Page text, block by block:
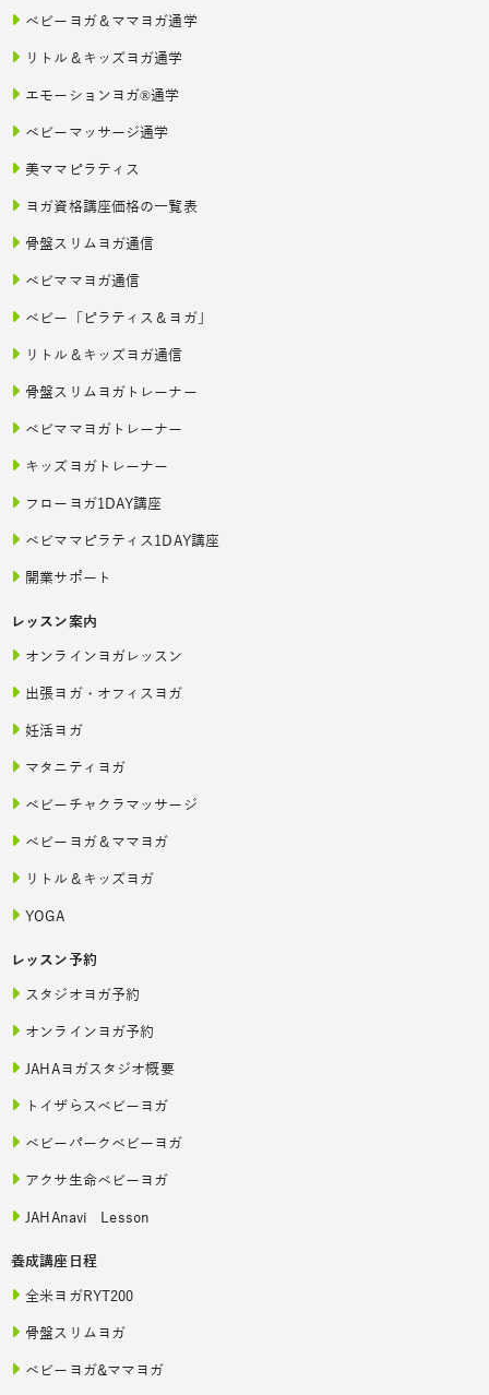
ベビーヨガ＆ママヨガ通学
リトル＆キッズヨガ通学
エモーションヨガ®通学
ベビーマッサージ通学
美ママピラティス
ヨガ資格講座価格の一覧表
骨盤スリムヨガ通信
ベビママヨガ通信
ベビー「ピラティス＆ヨガ」
リトル＆キッズヨガ通信
骨盤スリムヨガトレーナー
ベビママヨガトレーナー
キッズヨガトレーナー
フローヨガ1DAY講座
ベビママピラティス1DAY講座
開業サポート
レッスン案内
オンラインヨガレッスン
出張ヨガ・オフィスヨガ
妊活ヨガ
マタニティヨガ
ベビーチャクラマッサージ
ベビーヨガ＆ママヨガ
リトル＆キッズヨガ
YOGA
レッスン予約
スタジオヨガ予約
オンラインヨガ予約
JAHAヨガスタジオ概要
トイザらスベビーヨガ
ベビーパークベビーヨガ
アクサ生命ベビーヨガ
JAHAnavi Lesson
養成講座日程
全米ヨガRYT200
骨盤スリムヨガ
ベビーヨガ&ママヨガ